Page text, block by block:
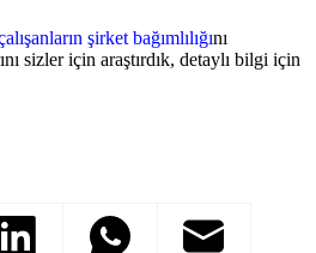
şirket bağımlılığını
sizler için araştırdık, detaylı bilgi için